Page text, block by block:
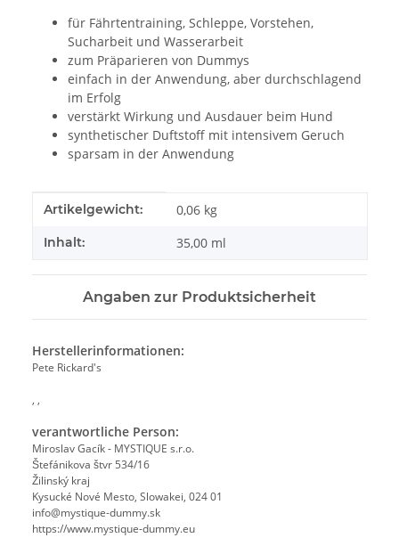
für Fährtentraining, Schleppe, Vorstehen,
Sucharbeit und Wasserarbeit
zum Präparieren von Dummys
einfach in der Anwendung, aber durchschlagend
im Erfolg
verstärkt Wirkung und Ausdauer beim Hund
synthetischer Duftstoff mit intensivem Geruch
sparsam in der Anwendung
Produkteigenschaft
Wert
Artikelgewicht: 0,06 kg
Inhalt: 35,00 ml
Angaben zur Produktsicherheit
Herstellerinformationen:
Pete Rickard's
, ,
verantwortliche Person:
Miroslav Gacík - MYSTIQUE s.r.o.
Štefánikova štvr 534/16
Žilinský kraj
Kysucké Nové Mesto, Slowakei, 024 01
info@mystique-dummy.sk
https://www.mystique-dummy.eu